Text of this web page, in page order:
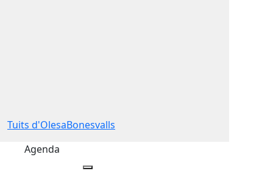
Tuits d'OlesaBonesvalls
Agenda